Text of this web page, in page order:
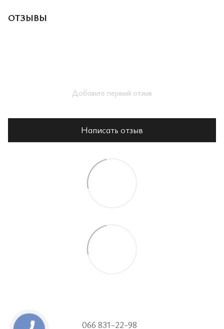
ОТЗЫВЫ
Добавьте первый отзыв
Написать отзыв
066 831-22-98